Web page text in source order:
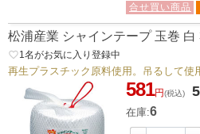
合せ買い商品
松浦産業 シャインテープ 玉巻 白
favorite_border1 名がお気に入り登録中
再生プラスチック原料使用。吊るして使
581円(税込)
在庫:6